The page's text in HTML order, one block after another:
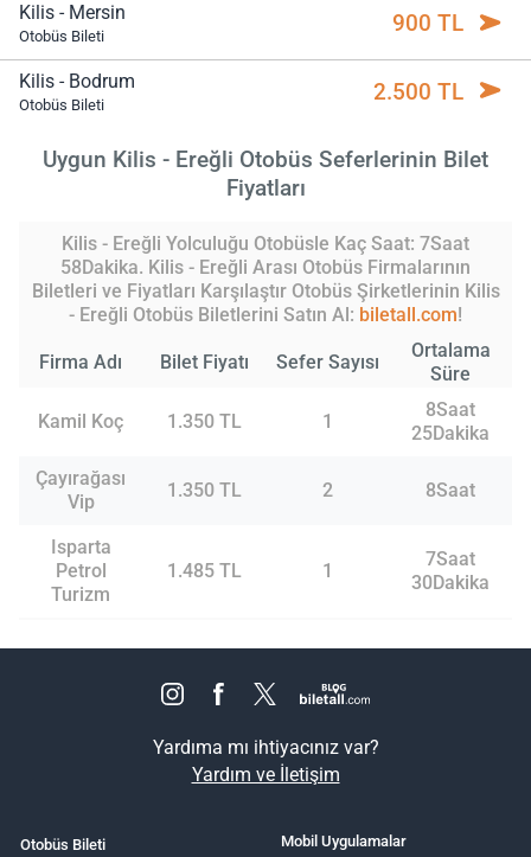
Kilis - Mersin
Otobüs Bileti 900 TL
Kilis - Bodrum
Otobüs Bileti 2.500 TL
Uygun Kilis - Ereğli Otobüs Seferlerinin Bilet
Fiyatları
Kilis - Ereğli Yolculuğu Otobüsle Kaç Saat: 7Saat
58Dakika. Kilis - Ereğli Arası Otobüs Firmalarının
Biletleri ve Fiyatları Karşılaştır Otobüs Şirketlerinin Kilis
- Ereğli Otobüs Biletlerini Satın Al: biletall.com!
Firma Adı Bilet Fiyatı Sefer Sayısı
Ortalama
Süre
Kamil Koç 1.350 TL 1
8Saat
25Dakika
Çayırağası
Vip
1.350 TL 2 8Saat
Isparta
Petrol
Turizm
1.485 TL 1
7Saat
30Dakika
Yardıma mı ihtiyacınız var?
Yardım ve İletişim
Otobüs Bileti
Mobil Uygulamalar